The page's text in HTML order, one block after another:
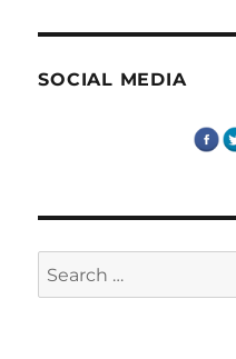
SOCIAL MEDIA
Search
for: